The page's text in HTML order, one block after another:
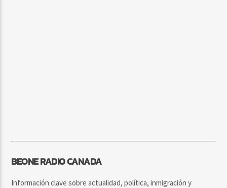
BEONE RADIO CANADA
Información clave sobre actualidad, política, inmigración y